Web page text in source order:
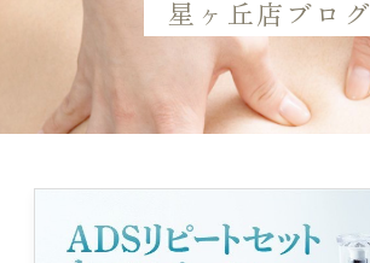
星ヶ丘店ブログ